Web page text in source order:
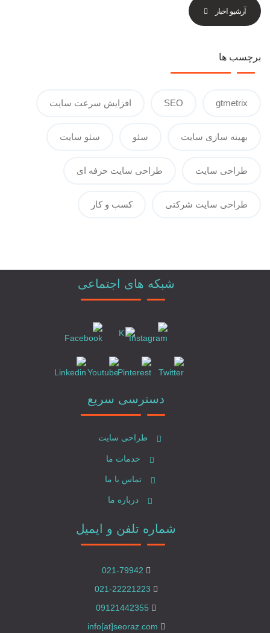
آرشیو اخبار
برچسب ها
gtmetrix
SEO افزایش سرعت سایت
بهینه سازی سایت سئو سئو سایت
طراحی سایت طراحی سایت حرفه ای
طراحی سایت شرکتی کسب و کار
شبکه های اجتماعی
دسترسی سریع
طراحی سایت
خدمات ما
تماس با ما
درباره ما
شماره تلفن و ایمیل
021-79942
021-22221223
09121442355
info[at]seoraz.com